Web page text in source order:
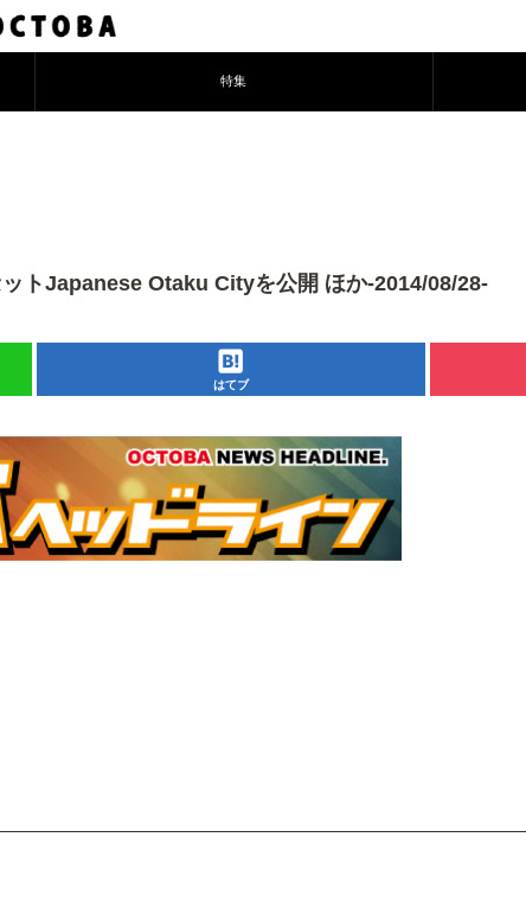
特集
トJapanese Otaku Cityを公開 ほか-2014/08/28-
はてブ